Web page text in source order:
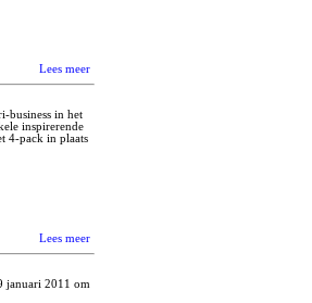
Lees meer
business in het
inspirerende
4-pack in plaats
Lees meer
januari 2011 om